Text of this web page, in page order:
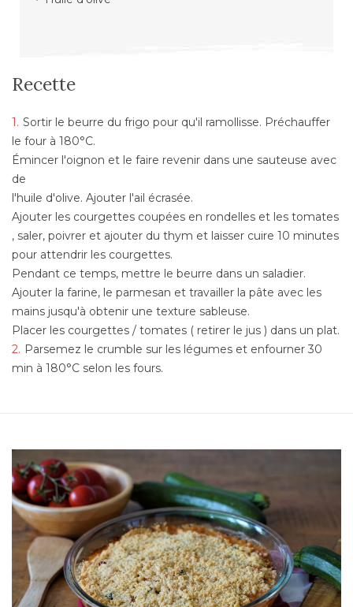
Recette
Sortir le beurre du frigo pour qu'il ramollisse. Préchauffer
le four à 180°C.
Émincer l'oignon et le faire revenir dans une sauteuse avec
de
l'huile d'olive. Ajouter l'ail écrasée.
Ajouter les courgettes coupées en rondelles et les tomates
, saler, poivrer et ajouter du thym et laisser cuire 10 minutes
pour attendrir les courgettes.
Pendant ce temps, mettre le beurre dans un saladier.
Ajouter la farine, le parmesan et travailler la pâte avec les
mains jusqu'à obtenir une texture sableuse.
Placer les courgettes / tomates ( retirer le jus ) dans un plat.
Parsemez le crumble sur les légumes et enfourner 30
min à 180°C selon les fours.